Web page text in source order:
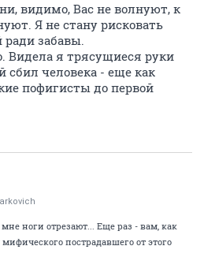
видимо, Вас не волнуют, к
Я не стану рисковать
забавы.
Видела я трясущиеся руки
сбил человека - еще как
пофигисты до первой
ноги отрезают... Еще раз - вам, как
пострадавшего от этого